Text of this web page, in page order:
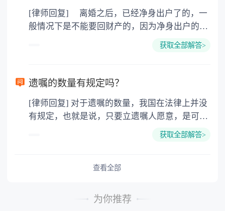
四德，相对还有女权主义，对女权的保护。例
如：女性在怀孕和哺乳期所在单位的裁员受保
护，对女权尊重才能体现他们的绅士风度，西方
选择婚姻。 3.为孩子搭建的平台，因为将来孩子
多，而且孩子一个人在外面的消费很大，还没有
家，最终也不会有公民卡。
[律师回复] 离婚之后，已经净身出户了的，一
般情况下是不能要回财产的，因为净身出户的一
方已经放弃了分割财产的权利，此时的财产已经
户，是因为受到了对方的欺诈或者胁迫等等，那
产的。 法律依据：《最高人民法院关于适用
〈中华人民共和国民法典〉婚姻家庭编的解释
立财产分割协议时存在欺诈、胁迫等情形的，应
获取全部解答>
遗嘱的数量有规定吗？
[律师回复] 对于遗嘱的数量，我国在法律上并没
有规定，也就是说，只要立遗嘱人愿意，是可以
立成百上千份遗嘱的，只不过并不会都生效的，
回、变更自己所立的遗嘱。 立遗嘱后，遗嘱
获取全部解答>
查看全部
为你推荐